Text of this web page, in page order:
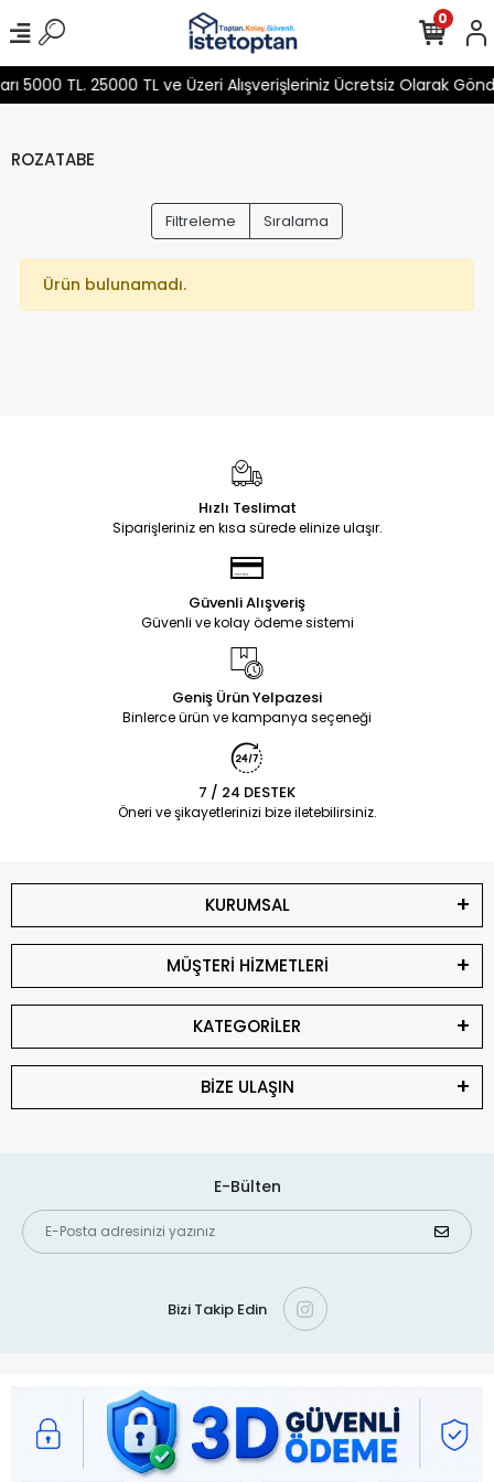
5000 TL. 25000 TL ve Üzeri Alışverişleriniz Ücretsiz Olarak
0
ROZATABE
Filtreleme Sıralama
Ürün bulunamadı.
Hızlı Teslimat
Siparişleriniz en kısa sürede elinize ulaşır.
Güvenli Alışveriş
Güvenli ve kolay ödeme sistemi
Geniş Ürün Yelpazesi
Binlerce ürün ve kampanya seçeneği
7 / 24 DESTEK
Öneri ve şikayetlerinizi bize iletebilirsiniz.
KURUMSAL
MÜŞTERİ HİZMETLERİ
KATEGORİLER
BİZE ULAŞIN
E-Bülten
Bizi Takip Edin